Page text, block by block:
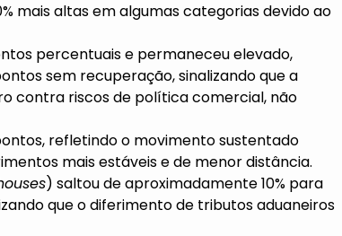
mais altas em algumas categorias devido ao
percentuais e permaneceu elevado,
sem recuperação, sinalizando que a
contra riscos de política comercial, não
refletindo o movimento sustentado
mais estáveis e de menor distância.
) saltou de aproximadamente 10% para
que o diferimento de tributos aduaneiros